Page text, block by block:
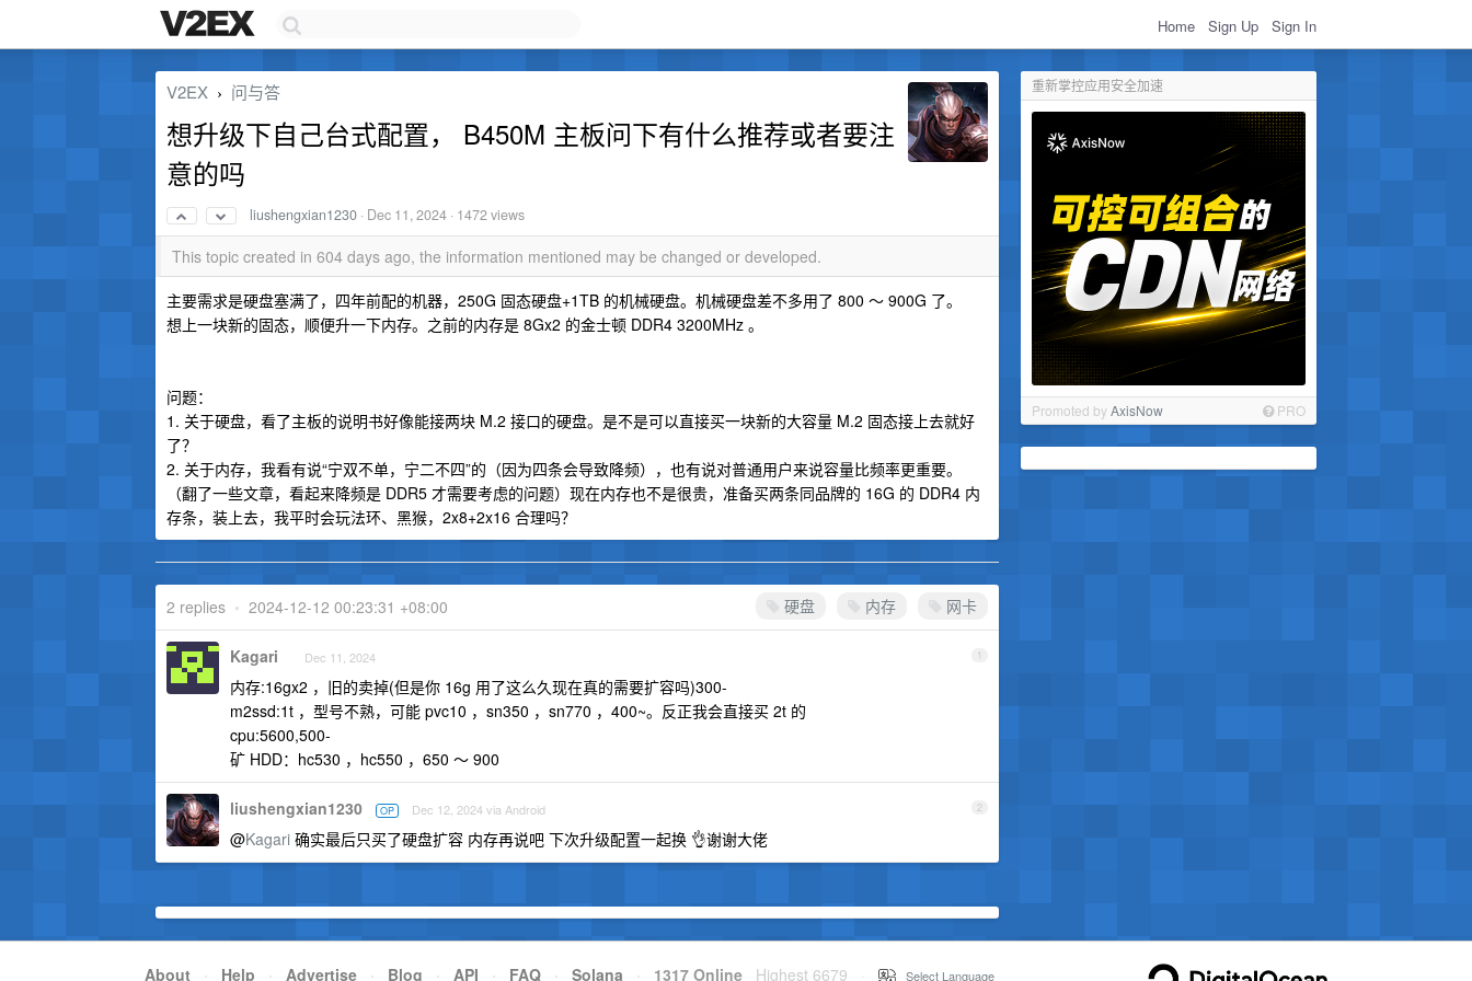
Home Sign Up Sign In
重新掌控应用安全加速
Promoted byAxisNow PRO
V2EX › 问与答
想升级下自己台式配置， B450M 主板问下有什么推荐或者要注
意的吗
liushengxian1230 · Dec 11, 2024 · 1472 views
This topic created in 604 days ago, the information mentioned may be changed or developed.
主要需求是硬盘塞满了，四年前配的机器，250G 固态硬盘+1TB 的机械硬盘。机械硬盘差不多用了 800 ～ 900G 了。
想上一块新的固态，顺便升一下内存。之前的内存是 8Gx2 的金士顿 DDR4 3200MHz 。
问题：
1. 关于硬盘，看了主板的说明书好像能接两块 M.2 接口的硬盘。是不是可以直接买一块新的大容量 M.2 固态接上去就好
了？
2. 关于内存，我看有说“宁双不单，宁二不四”的（因为四条会导致降频），也有说对普通用户来说容量比频率更重要。
（翻了一些文章，看起来降频是 DDR5 才需要考虑的问题）现在内存也不是很贵，准备买两条同品牌的 16G 的 DDR4 内
存条，装上去，我平时会玩法环、黑猴，2x8+2x16 合理吗？
硬盘 内存 网卡
2 replies • 2024-12-12 00:23:31 +08:00
1
Kagari Dec 11, 2024
内存:16gx2 ，旧的卖掉(但是你 16g 用了这么久现在真的需要扩容吗)300-
m2ssd:1t ，型号不熟，可能 pvc10 ，sn350 ，sn770 ，400~。反正我会直接买 2t 的
cpu:5600,500-
矿 HDD：hc530 ，hc550 ，650 ～ 900
2
liushengxian1230 OP Dec 12, 2024 via Android
@Kagari 确实最后只买了硬盘扩容 内存再说吧 下次升级配置一起换 👌谢谢大佬
About · Help · Advertise · Blog · API · FAQ · Solana · 1317 Online Highest 6679 Select Language